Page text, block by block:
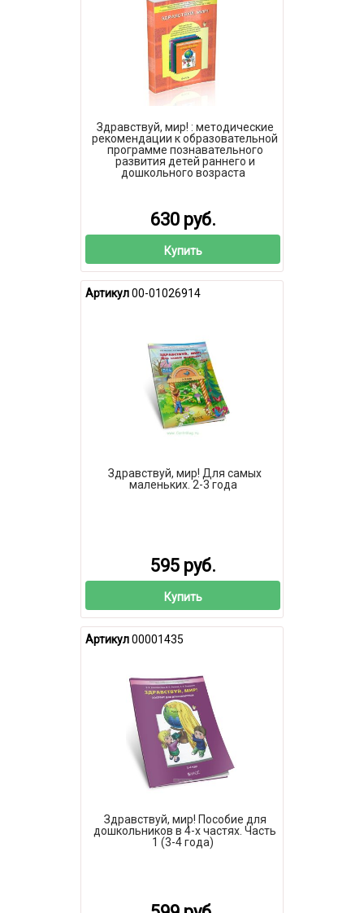
Здравствуй, мир! : методические
рекомендации к образовательной
программе познавательного
развития детей раннего и
дошкольного возраста
630 руб.
Купить
Артикул00-01026914
Здравствуй, мир! Для самых
маленьких. 2-3 года
595 руб.
Купить
Артикул00001435
Здравствуй, мир! Пособие для
дошкольников в 4-х частях. Часть
1 (3-4 года)